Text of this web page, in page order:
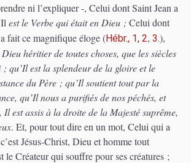
ni l’expliquer -, Celui dont Saint Jean a
est le Verbe qui était en Dieu ; Celui dont
fait ce magnifique éloge(Hébr., 1, 2, 3.),
héritier de toutes choses, que les siècles
qu’Il est la splendeur de la gloire et le
du Père ; qu’Il soutient tout par la
qu’Il nous a purifiés de nos péchés, et
Il est assis à la droite de la Majesté suprême,
. Et, pour tout dire en un mot, Celui qui a
Jésus-Christ, Dieu et homme tout
le Créateur qui souffre pour ses créatures ;